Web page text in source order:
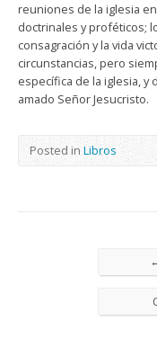
reuniones de la iglesia
doctrinales y proféticos;
consagración y la vida
circunstancias, pero
específica de la iglesia, y
amado Señor Jesucristo.
Posted in Libros